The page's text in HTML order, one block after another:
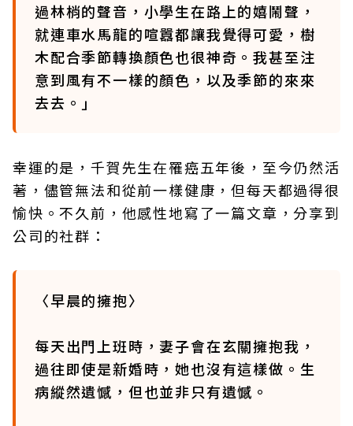
過林梢的聲音，小學生在路上的嬉鬧聲，
就連車水馬龍的喧囂都讓我覺得可愛，樹
木配合季節轉換顏色也很神奇。我甚至注
意到風有不一樣的顏色，以及季節的來來
去去。」
幸運的是，千賀先生在罹癌五年後，至今仍然活
著，儘管無法和從前一樣健康，但每天都過得很
愉快。不久前，他感性地寫了一篇文章，分享到
公司的社群：
〈早晨的擁抱〉
每天出門上班時，妻子會在玄關擁抱我，
過往即使是新婚時，她也沒有這樣做。生
病縱然遺憾，但也並非只有遺憾。